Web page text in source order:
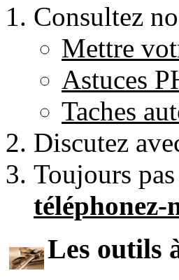
Consultez
Mettre
Astuces
Taches
Discutez
Toujours
téléphonez-
Les outils